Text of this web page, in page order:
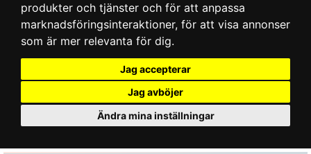
produkter och tjänster och för att anpassa
marknadsföringsinteraktioner, för att visa annonser
som är mer relevanta för dig.
Jag accepterar
Jag avböjer
Ändra mina inställningar